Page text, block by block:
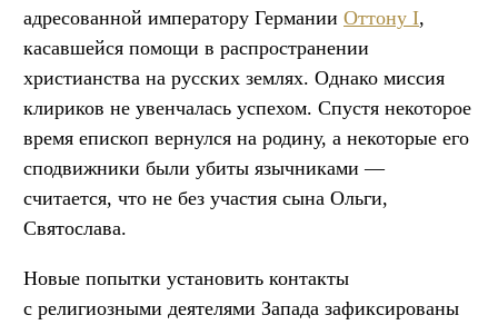
адресованной императору Германии Оттону I,
касавшейся помощи в распространении
христианства на русских землях. Однако миссия
клириков не увенчалась успехом. Спустя некоторое
время епископ вернулся на родину, а некоторые его
сподвижники были убиты язычниками —
считается, что не без участия сына Ольги,
Святослава.
Новые попытки установить контакты
с религиозными деятелями Запада зафиксированы